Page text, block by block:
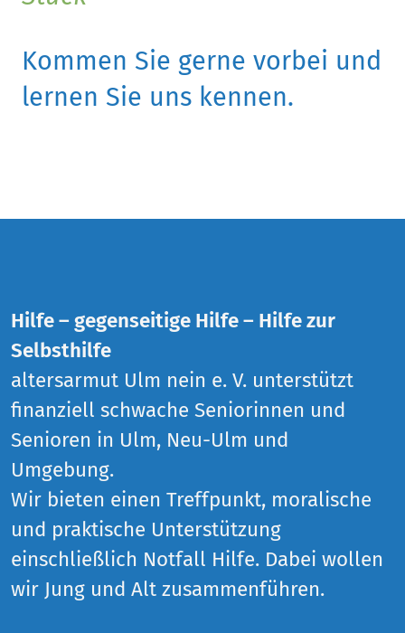
Kommen Sie gerne vorbei und
lernen Sie uns kennen.
Hilfe – gegenseitige Hilfe – Hilfe zur
Selbsthilfe
altersarmut Ulm nein e. V. unterstützt
finanziell schwache Seniorinnen und
Senioren in Ulm, Neu-Ulm und
Umgebung.
Wir bieten einen Treffpunkt, moralische
und praktische Unterstützung
einschließlich Notfall Hilfe. Dabei wollen
wir Jung und Alt zusammenführen.